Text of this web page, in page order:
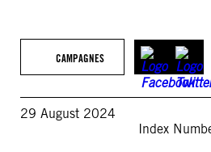
CAMPAGNES
29 August 2024
Index